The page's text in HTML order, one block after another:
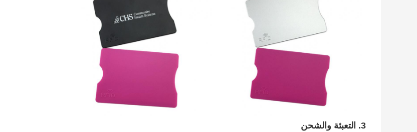
3. التعبئة والشحن